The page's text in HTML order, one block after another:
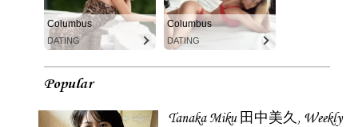
Columbus
DATING
Columbus
DATING
Popular
Tanaka Miku 田中美久, Weekly